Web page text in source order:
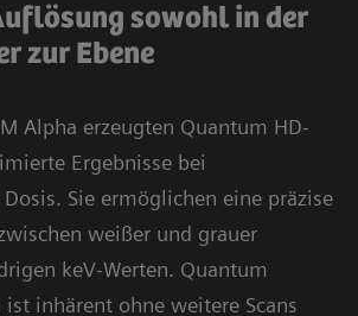
sowohl in der
zur Ebene
Alpha erzeugten Quantum HD-
Ergebnisse bei
Sie ermöglichen eine präzise
weißer und grauer
keV-Werten. Quantum
inhärent ohne weitere Scans